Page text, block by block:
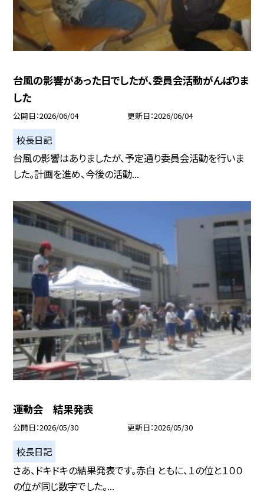
台風の影響があった日でしたが、委員会活動がんばりま
した
公開日 2026/06/04 更新日 2026/06/04
校長日記
台風の影響はありましたが、予定通り委員会活動を行いま
した。計画を進め、今後の活動...
運動会 結果発表
公開日 2026/05/30 更新日 2026/05/30
校長日記
さあ、ドキドキの結果発表です。赤白 ともに、１の位と１００
の位が同じ数字でした。...